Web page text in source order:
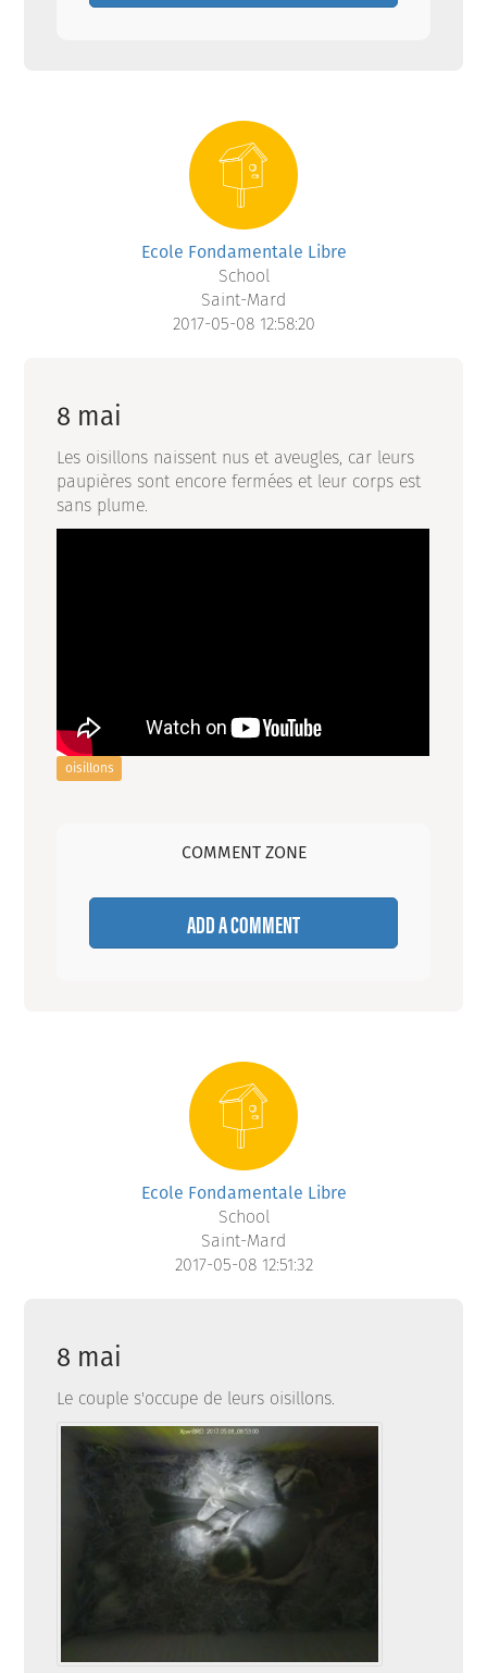
Ecole Fondamentale Libre
School
Saint-Mard
2017-05-08 12:58:20
8 mai
Les oisillons naissent nus et aveugles, car leurs
paupières sont encore fermées et leur corps est
sans plume.
oisillons
COMMENT ZONE
ADD A COMMENT
Ecole Fondamentale Libre
School
Saint-Mard
2017-05-08 12:51:32
8 mai
Le couple s'occupe de leurs oisillons.